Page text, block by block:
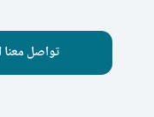
تواصل معنا